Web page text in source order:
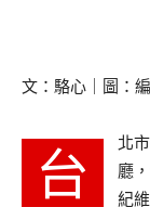
文：駱心｜圖：
台
北
廳
紀